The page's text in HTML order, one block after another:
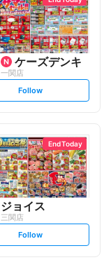
w
ケーズデンキ
一関店
s
t
l
o
w
Follow
End Today
ジョイス
三関店
s
t
Follow